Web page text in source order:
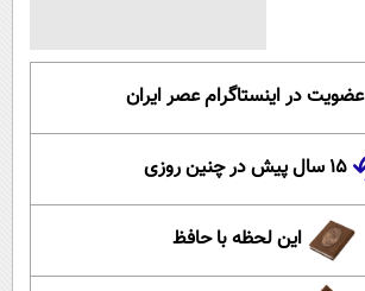
عضویت در اینستاگرام عصر ایران
۱۵ سال پیش در چنین روزی
این لحظه با حافظ